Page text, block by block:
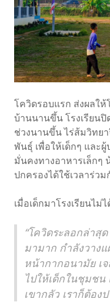
โควิดรอบแรก ส่งผลให้
บ้านนานขึ้น โรงเรียน
ช่วงนานขึ้น ไร่ส้มวิทย
พันธุ์ เพื่อให้เด็กๆ และ
มั่นคงทางอาหารเล็กๆ
ปกครองได้ใช้เวลาร่ว
เมื่อเด็กมาโรงเรียนไม่
“โควิดระลอกล่าสุ
มามาก กำลังวางแ
หน้ากากอนามัย เ
ไปให้เด็กในชุมช
เขากลัว เราก็ต้อง